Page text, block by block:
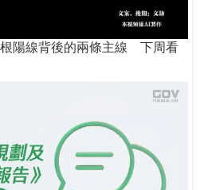
根陽線背後的兩條主線 下周看